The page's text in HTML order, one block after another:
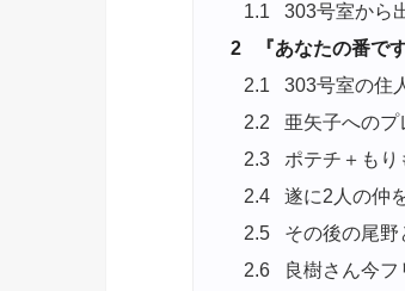
1.1
303号室から
2
『あなたの番で
2.1
303号室の住
2.2
亜矢子への
2.3
ポテチ＋も
2.4
遂に2人の仲
2.5
その後の尾野
2.6
良樹さん今フ